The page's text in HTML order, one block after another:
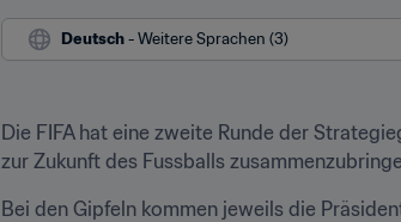
Deutsch - Weitere Sprachen (3)
Die FIFA hat eine zweite Runde der
zur Zukunft des Fussballs
Bei den Gipfeln kommen jeweils die